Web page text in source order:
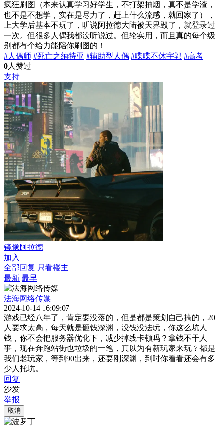
疯狂刷图（本来认真学习好学生，不打架抽烟，真不是学渣，
也不是不想学，实在是尽力了，赶上什么流感，就回家了），
上大学后基本不玩了，听说阿拉德大陆被天界毁了，就登录过
一次。但很多人偶我都没听说过。但轮实用，而且真的每个级
别都有个给力能陪你刷图的！
#人偶师 #死亡之纳特亚 #辅助型人偶 #喋喋不休宇郭 #高考
0人赞过
支持
镜像阿拉德
加入
全部回复 只看楼主
最新 最早
法海网络传媒
2024-10-14 16:09:07
游戏已经八年了，肯定要没落的，但是都是策划自己搞的，20
人要求太高，每天就是砸钱深渊，没钱没法玩，你这么坑人
钱，你不会把服务器优化下，减少掉线卡顿吗？拿钱不干人
事，现在奔跑站街也垃圾的一笔，真以为有新玩家来玩？都是
我们老玩家，等到90出来，还要刚深渊，到时你看看还会有多
少人托坑。
回复
沙发
举报
取消